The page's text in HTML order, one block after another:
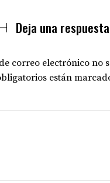
Deja una respuesta
correo electrónico no
están